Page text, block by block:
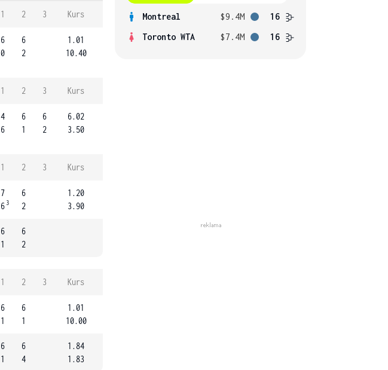
1 2 3 Kurs
6
0
6
2
1.01
10.40
1 2 3 Kurs
4
6
6
1
6
2
6.02
3.50
1 2 3 Kurs
7
6 3
6
2
1.20
3.90
6
1
6
2
1 2 3 Kurs
6
1
6
1
1.01
10.00
6
1
6
4
1.84
1.83
Montreal $9.4M
16
Toronto WTA
$7.4M 16